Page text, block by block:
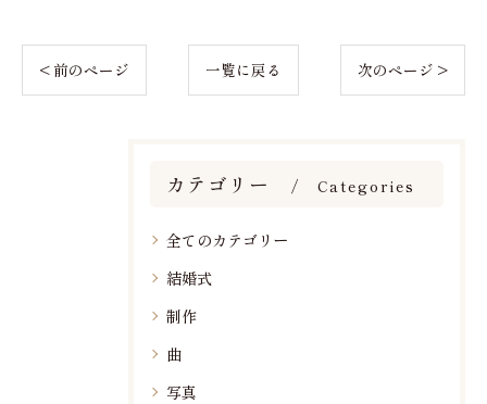
< 前のページ 一覧に戻る 次のページ >
カテゴリー Categories
全てのカテゴリー
結婚式
制作
曲
写真